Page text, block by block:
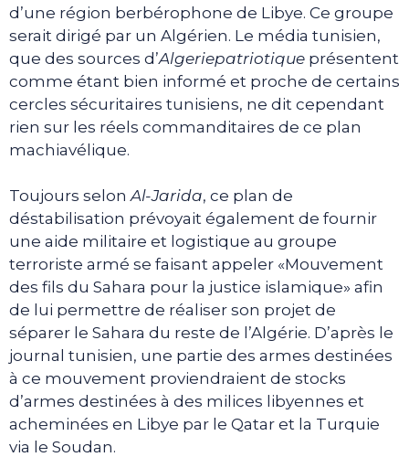
d’une région berbérophone de Libye. Ce groupe
serait dirigé par un Algérien. Le média tunisien,
que des sources d’Algeriepatriotique présentent
comme étant bien informé et proche de certains
cercles sécuritaires tunisiens, ne dit cependant
rien sur les réels commanditaires de ce plan
machiavélique.
Toujours selonAl-Jarida, ce plan de
déstabilisation prévoyait également de fournir
une aide militaire et logistique au groupe
terroriste armé se faisant appeler «Mouvement
des fils du Sahara pour la justice islamique» afin
de lui permettre de réaliser son projet de
séparer le Sahara du reste de l’Algérie. D’après le
journal tunisien, une partie des armes destinées
à ce mouvement proviendraient de stocks
d’armes destinées à des milices libyennes et
acheminées en Libye par le Qatar et la Turquie
via le Soudan.